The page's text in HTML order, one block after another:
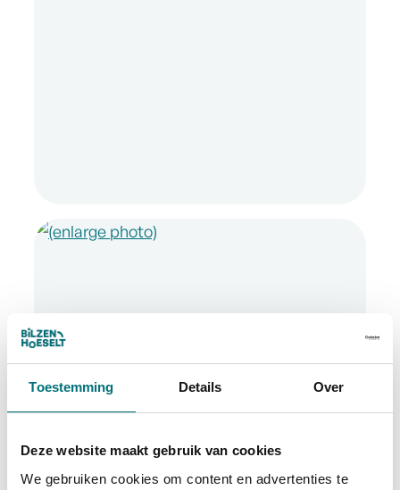
Toestemming Details Over
Deze website maakt gebruik van cookies
We gebruiken cookies om content en advertenties te